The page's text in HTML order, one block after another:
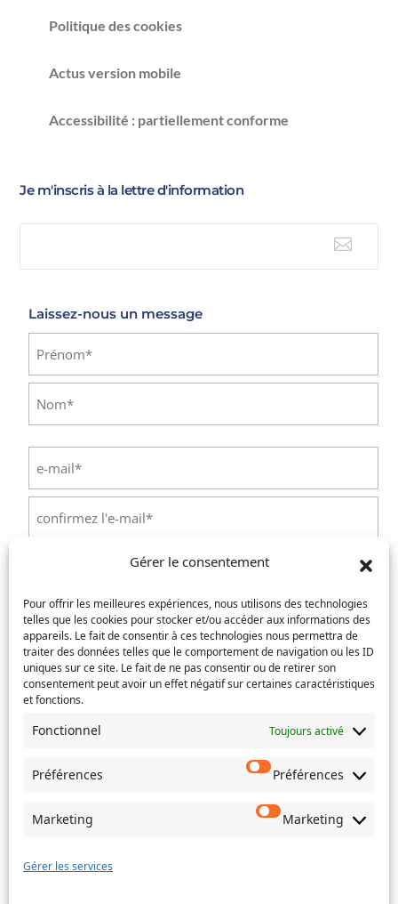
Gérer le consentement
Pour offrir les meilleures expériences, nous utilisons des technologies
telles que les cookies pour stocker et/ou accéder aux informations des
appareils. Le fait de consentir à ces technologies nous permettra de
traiter des données telles que le comportement de navigation ou les ID
uniques sur ce site. Le fait de ne pas consentir ou de retirer son
consentement peut avoir un effet négatif sur certaines caractéristiques
et fonctions.
Fonctionnel Toujours activé
Préférences Préférences
Marketing Marketing
Gérer les services
Politique des cookies
Actus version mobile
Accessibilité : partiellement conforme
Je m'inscris à la lettre d'information

Laissez-nous un message
Prénom
mail(Nécessaire)
Saisissez
un
e-
(Nécessaire)
Service concerné(Nécessaire)
Si votre demande concerne des actes de naissance et/ou
de mariage, choisissez l'Etat-Civil comme service
Objet